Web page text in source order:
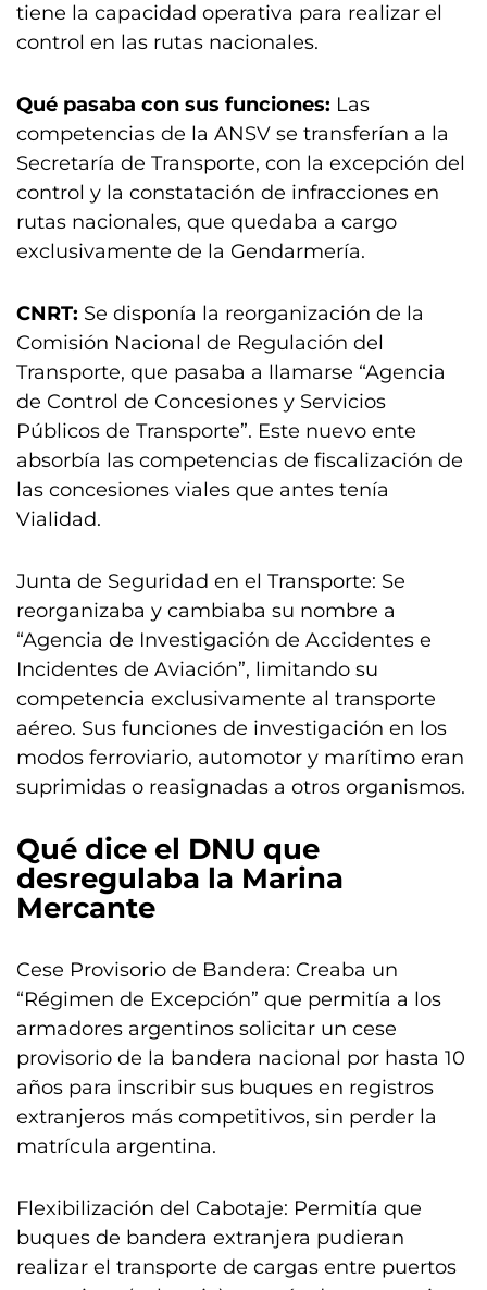
tiene la capacidad operativa para realizar el
control en las rutas nacionales.
Qué pasaba con sus funciones: Las
competencias de la ANSV se transferían a la
Secretaría de Transporte, con la excepción del
control y la constatación de infracciones en
rutas nacionales, que quedaba a cargo
exclusivamente de la Gendarmería.
CNRT: Se disponía la reorganización de la
Comisión Nacional de Regulación del
Transporte, que pasaba a llamarse “Agencia
de Control de Concesiones y Servicios
Públicos de Transporte”. Este nuevo ente
absorbía las competencias de fiscalización de
las concesiones viales que antes tenía
Vialidad.
Junta de Seguridad en el Transporte: Se
reorganizaba y cambiaba su nombre a
“Agencia de Investigación de Accidentes e
Incidentes de Aviación”, limitando su
competencia exclusivamente al transporte
aéreo. Sus funciones de investigación en los
modos ferroviario, automotor y marítimo eran
suprimidas o reasignadas a otros organismos.
Qué dice el DNU que
desregulaba la Marina
Mercante
Cese Provisorio de Bandera: Creaba un
“Régimen de Excepción” que permitía a los
armadores argentinos solicitar un cese
provisorio de la bandera nacional por hasta 10
años para inscribir sus buques en registros
extranjeros más competitivos, sin perder la
matrícula argentina.
Flexibilización del Cabotaje: Permitía que
buques de bandera extranjera pudieran
realizar el transporte de cargas entre puertos